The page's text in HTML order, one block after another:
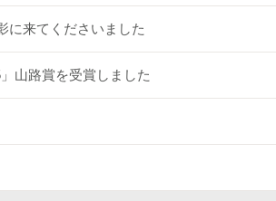
に来てくださいました
山路賞を受賞しました